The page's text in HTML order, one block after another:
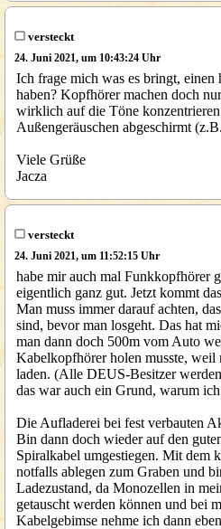
versteckt
24. Juni 2021, um 10:43:24 Uhr
Ich frage mich was es bringt,
haben? Kopfhörer machen doch
wirklich auf die Töne
Außengeräuschen abgeschirmt
Viele Grüße
Jacza
versteckt
24. Juni 2021, um 11:52:15 Uhr
habe mir auch mal Funkkopfhörer
eigentlich ganz gut. Jetzt kommt
Man muss immer darauf achten,
sind, bevor man losgeht. Das hat
man dann doch 500m vom Auto
Kabelkopfhörer holen musste, weil
laden. (Alle DEUS-Besitzer
das war auch ein Grund, warum
Die Aufladerei bei fest verbauten
Bin dann doch wieder auf den
Spiralkabel umgestiegen. Mit dem
notfalls ablegen zum Graben und
Ladezustand, da Monozellen in
getauscht werden können und bei
Kabelgebimse nehme ich dann